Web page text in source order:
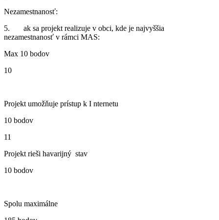
Nezamestnanosť:
5. ak sa projekt realizuje v obci, kde je najvyššia
nezamestnanosť v rámci MAS:
Max 10 bodov
10
Projekt umožňuje prístup k I nternetu
10 bodov
11
Projekt rieši havarijný stav
10 bodov
Spolu maximálne